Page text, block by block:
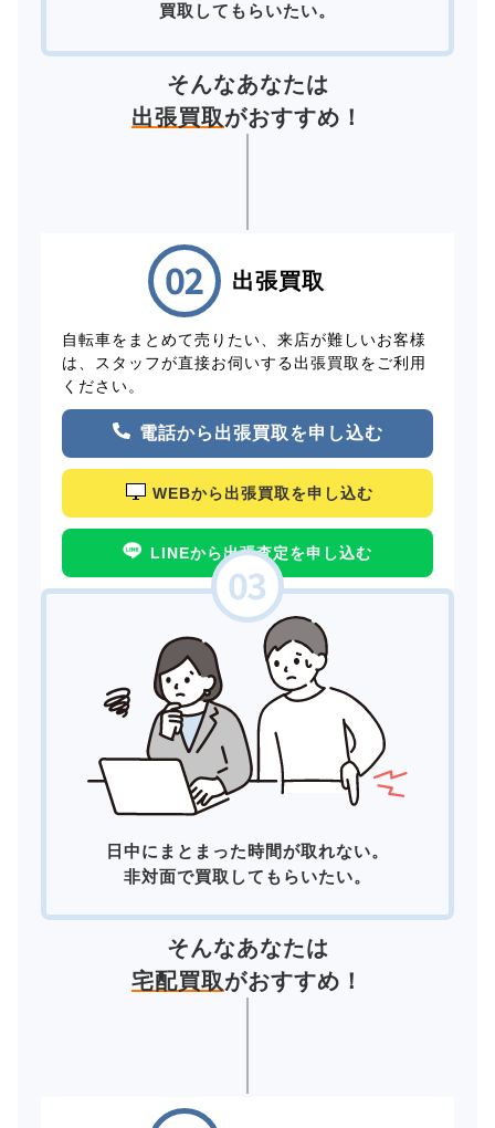
買取してもらいたい。
そんなあなたは
出張買取がおすすめ！
出張買取
自転車をまとめて売りたい、来店が難しいお客様
は、スタッフが直接お伺いする出張買取をご利用
ください。
電話から出張買取を申し込む
WEBから出張買取を申し込む
LINEから出張査定を申し込む
日中にまとまった時間が取れない。
非対面で買取してもらいたい。
そんなあなたは
宅配買取がおすすめ！